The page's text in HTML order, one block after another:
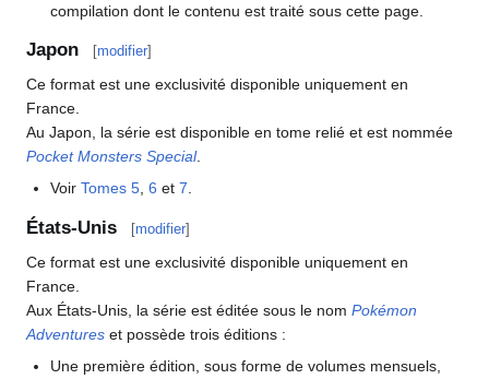
compilation dont le contenu est traité sous cette page.
Japon [modifier]
Ce format est une exclusivité disponible uniquement en
France.
Au Japon, la série est disponible en tome relié et est nommée
Pocket Monsters Special.
VoirTomes 5,6 et7.
États-Unis [modifier]
Ce format est une exclusivité disponible uniquement en
France.
Aux États-Unis, la série est éditée sous le nom Pokémon
Adventures et possède trois éditions :
Une première édition, sous forme de volumes mensuels,